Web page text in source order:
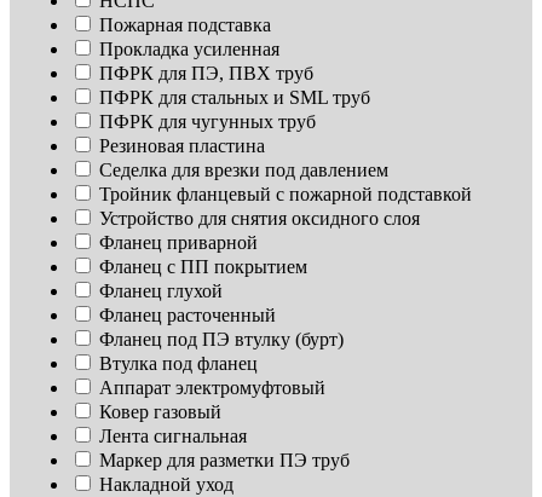
Пожарная подставка
Прокладка усиленная
ПФРК для ПЭ, ПВХ труб
ПФРК для стальных и SML труб
ПФРК для чугунных труб
Резиновая пластина
Седелка для врезки под давлением
Тройник фланцевый с пожарной подставкой
Устройство для снятия оксидного слоя
Фланец приварной
Фланец с ПП покрытием
Фланец глухой
Фланец расточенный
Фланец под ПЭ втулку (бурт)
Втулка под фланец
Аппарат электромуфтовый
Ковер газовый
Лента сигнальная
Маркер для разметки ПЭ труб
Накладной уход